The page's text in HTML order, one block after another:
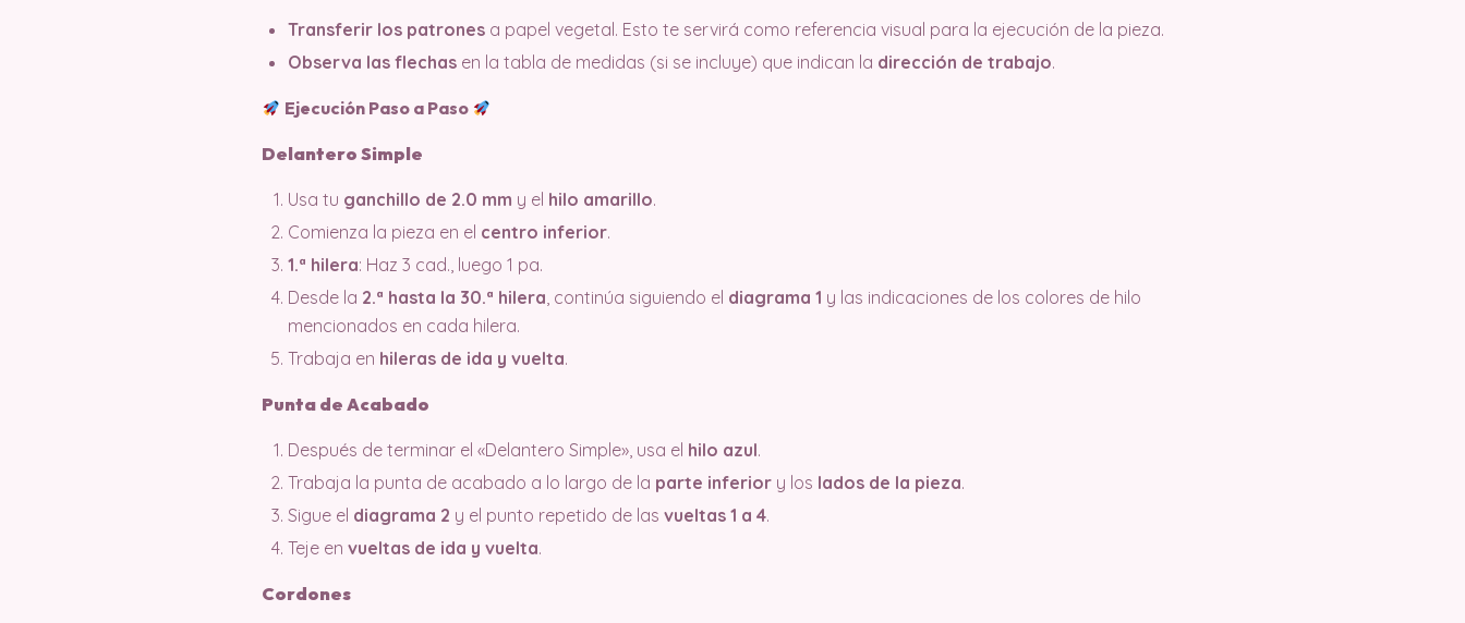
Transferir los patrones a papel vegetal. Esto te servirá como referencia visual para la ejecución de la pieza.
Observa las flechas en la tabla de medidas (si se incluye) que indican la dirección de trabajo.
Ejecución Paso a Paso
Delantero Simple
Usa tu ganchillo de 2.0 mm y el hilo amarillo.
Comienza la pieza en el centro inferior.
1.ª hilera: Haz 3 cad., luego 1 pa.
Desde la 2.ª hasta la 30.ª hilera, continúa siguiendo el diagrama 1 y las indicaciones de los colores de hilo
mencionados en cada hilera.
Trabaja en hileras de ida y vuelta.
Punta de Acabado
Después de terminar el «Delantero Simple», usa el hilo azul.
Trabaja la punta de acabado a lo largo de la parte inferior y los lados de la pieza.
Sigue el diagrama 2 y el punto repetido de las vueltas 1 a 4.
Teje en vueltas de ida y vuelta.
Cordones